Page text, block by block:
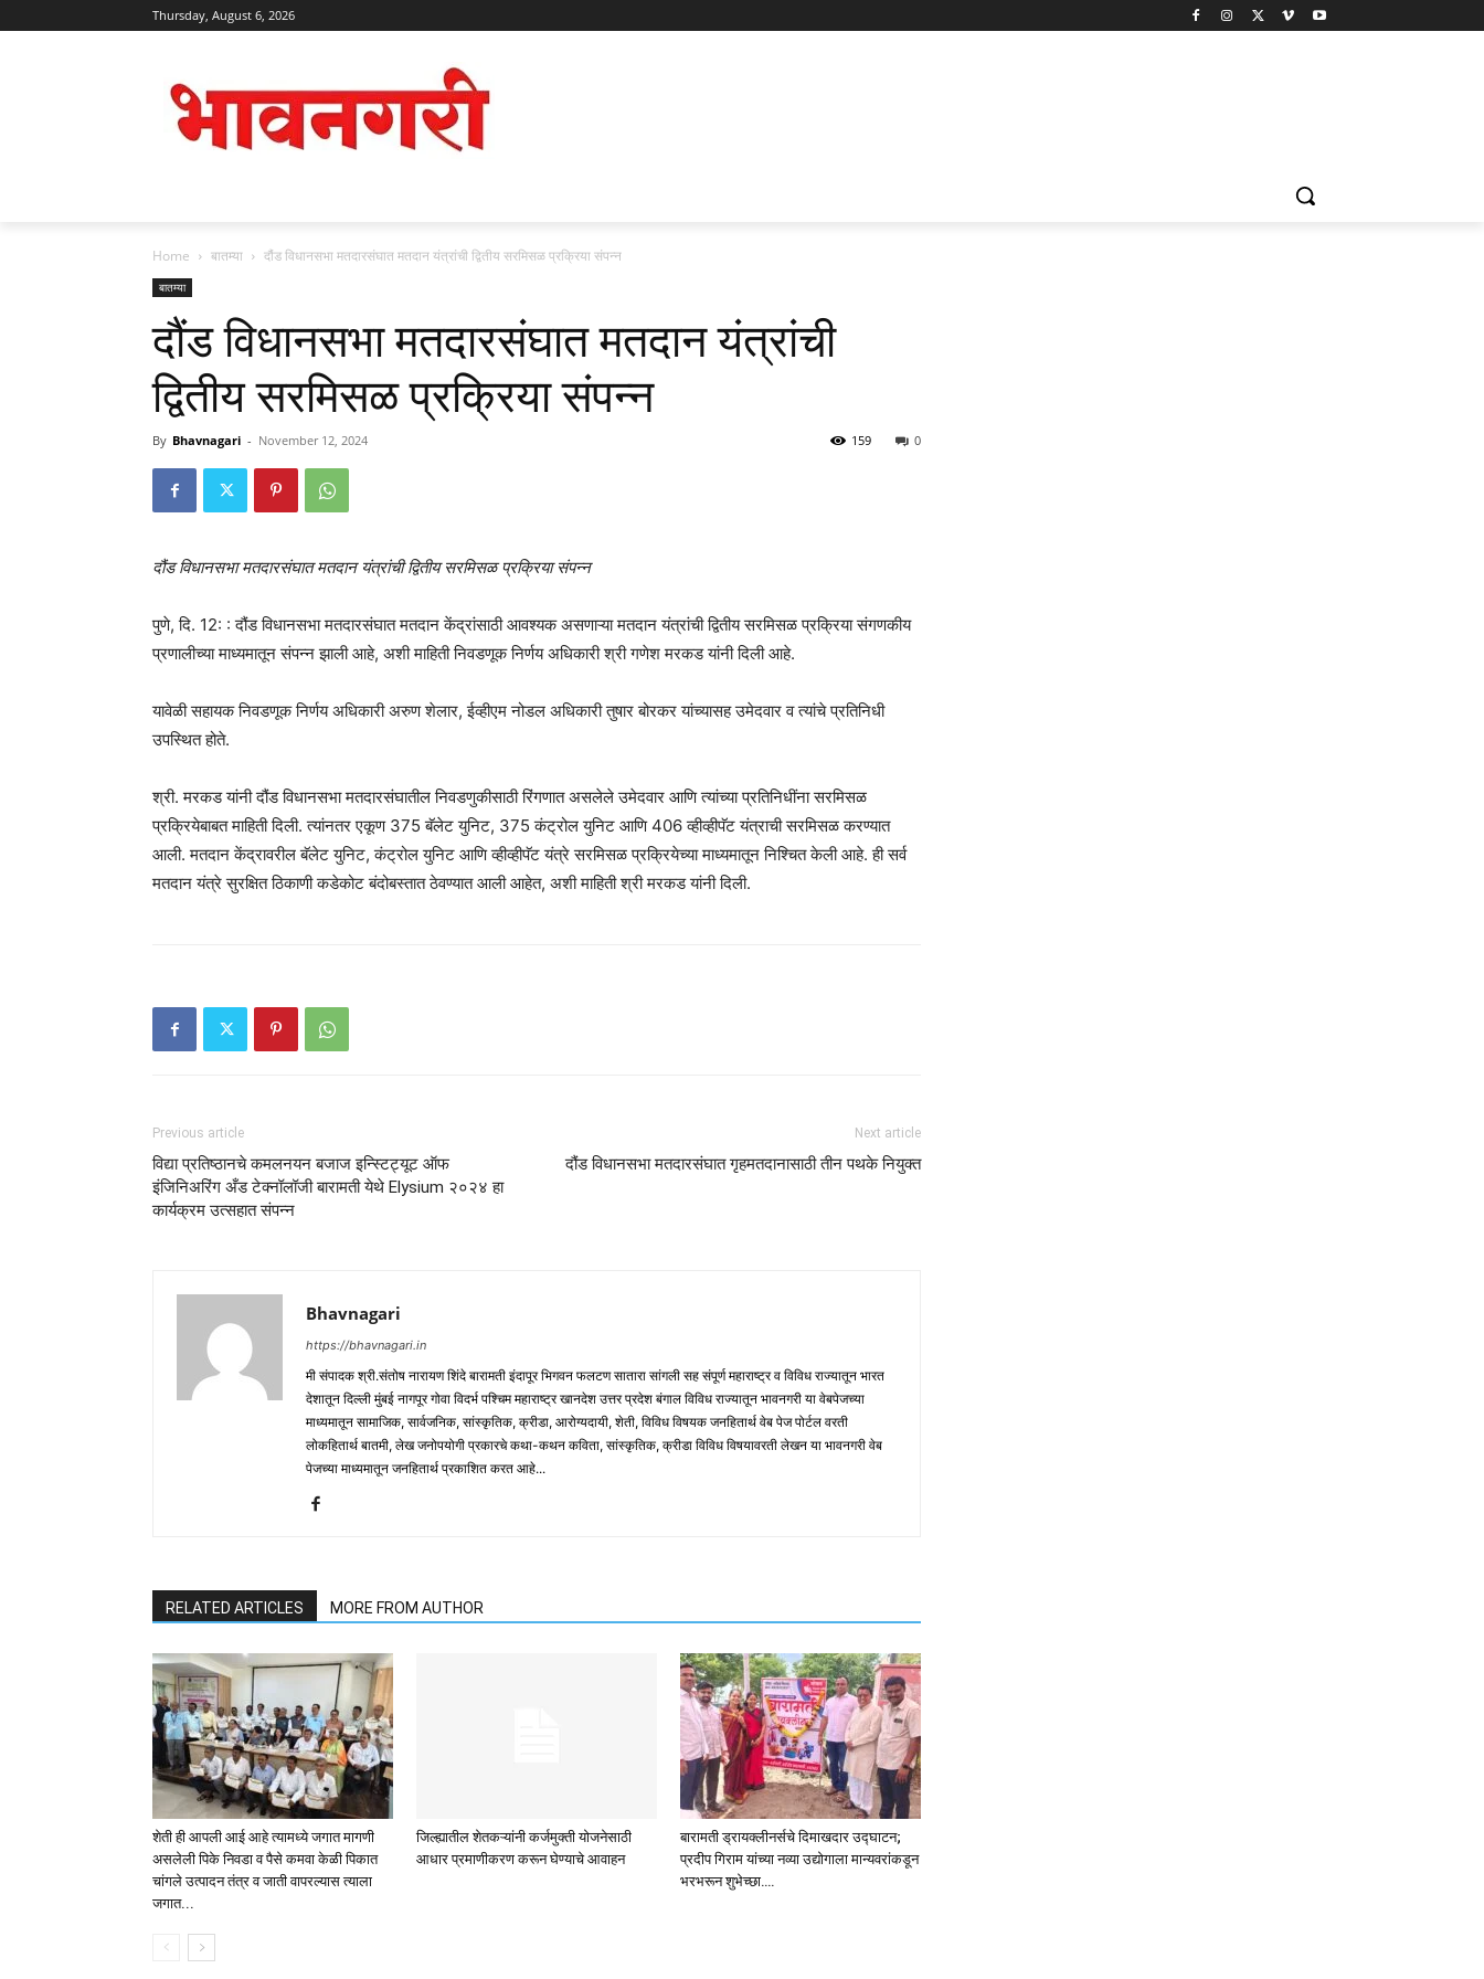
Thursday, August 6, 2026
Home बातम्या दौंड विधानसभा मतदारसंघात मतदान यंत्रांची द्वितीय सरमिसळ प्रक्रिया संपन्न
बातम्या
दौंड विधानसभा मतदारसंघात मतदान यंत्रांची
द्वितीय सरमिसळ प्रक्रिया संपन्न
By Bhavnagari - November 12, 2024 0
159
दौंड विधानसभा मतदारसंघात मतदान यंत्रांची द्वितीय सरमिसळ प्रक्रिया संपन्न
पुणे, दि. 12: : दौंड विधानसभा मतदारसंघात मतदान केंद्रांसाठी आवश्यक असणाऱ्या मतदान यंत्रांची द्वितीय सरमिसळ प्रक्रिया संगणकीय
प्रणालीच्या माध्यमातून संपन्न झाली आहे, अशी माहिती निवडणूक निर्णय अधिकारी श्री गणेश मरकड यांनी दिली आहे.
यावेळी सहायक निवडणूक निर्णय अधिकारी अरुण शेलार, ईव्हीएम नोडल अधिकारी तुषार बोरकर यांच्यासह उमेदवार व त्यांचे प्रतिनिधी
उपस्थित होते.
श्री. मरकड यांनी दौंड विधानसभा मतदारसंघातील निवडणुकीसाठी रिंगणात असलेले उमेदवार आणि त्यांच्या प्रतिनिधींना सरमिसळ
प्रक्रियेबाबत माहिती दिली. त्यांनतर एकूण 375 बॅलेट युनिट, 375 कंट्रोल युनिट आणि 406 व्हीव्हीपॅट यंत्राची सरमिसळ करण्यात
आली. मतदान केंद्रावरील बॅलेट युनिट, कंट्रोल युनिट आणि व्हीव्हीपॅट यंत्रे सरमिसळ प्रक्रियेच्या माध्यमातून निश्चित केली आहे. ही सर्व
मतदान यंत्रे सुरक्षित ठिकाणी कडेकोट बंदोबस्तात ठेवण्यात आली आहेत, अशी माहिती श्री मरकड यांनी दिली.
Previous article
विद्या प्रतिष्ठानचे कमलनयन बजाज इन्स्टिट्यूट ऑफ
इंजिनिअरिंग अँड टेक्नॉलॉजी बारामती येथे Elysium २०२४ हा
कार्यक्रम उत्सहात संपन्न
Next article
दौंड विधानसभा मतदारसंघात गृहमतदानासाठी तीन पथके नियुक्त
Bhavnagari
https://bhavnagari.in
मी संपादक श्री.संतोष नारायण शिंदे बारामती इंदापूर भिगवन फलटण सातारा सांगली सह संपूर्ण महाराष्ट्र व विविध राज्यातून भारत
देशातून दिल्ली मुंबई नागपूर गोवा विदर्भ पश्चिम महाराष्ट्र खानदेश उत्तर प्रदेश बंगाल विविध राज्यातून भावनगरी या वेबपेजच्या
माध्यमातून सामाजिक, सार्वजनिक, सांस्कृतिक, क्रीडा, आरोग्यदायी, शेती, विविध विषयक जनहितार्थ वेब पेज पोर्टल वरती
लोकहितार्थ बातमी, लेख जनोपयोगी प्रकारचे कथा-कथन कविता, सांस्कृतिक, क्रीडा विविध विषयावरती लेखन या भावनगरी वेब
पेजच्या माध्यमातून जनहितार्थ प्रकाशित करत आहे...
RELATED ARTICLES MORE FROM AUTHOR
शेती ही आपली आई आहे त्यामध्ये जगात मागणी
असलेली पिके निवडा व पैसे कमवा केळी पिकात
चांगले उत्पादन तंत्र व जाती वापरल्यास त्याला
जगात...
जिल्ह्यातील शेतकऱ्यांनी कर्जमुक्ती योजनेसाठी
आधार प्रमाणीकरण करून घेण्याचे आवाहन
बारामती ड्रायक्लीनर्सचे दिमाखदार उद्घाटन;
प्रदीप गिराम यांच्या नव्या उद्योगाला मान्यवरांकडून
भरभरून शुभेच्छा….